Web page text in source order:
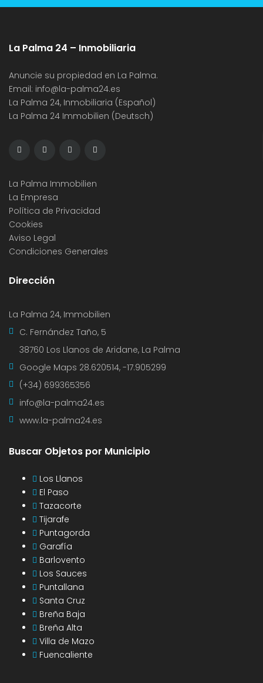
La Palma 24 – Inmobiliaria
Anuncie su propiedad en La Palma.
Email: info@la-palma24.es
La Palma 24, Inmobiliaria (Español)
La Palma 24 Immobilien (Deutsch)
La Palma Immobilien
La Empresa
Política de Privacidad
Cookies
Aviso Legal
Condiciones Generales
Dirección
La Palma 24, Immobilien
C. Fernández Taño, 5
38760 Los Llanos de Aridane, La Palma
Google Maps 28.620514, -17.905299
(+34) 699365356
info@la-palma24.es
www.la-palma24.es
Buscar Objetos por Municipio
Los Llanos
El Paso
Tazacorte
Tijarafe
Puntagorda
Garafía
Barlovento
Los Sauces
Puntallana
Santa Cruz
Breña Baja
Breña Alta
Villa de Mazo
Fuencaliente